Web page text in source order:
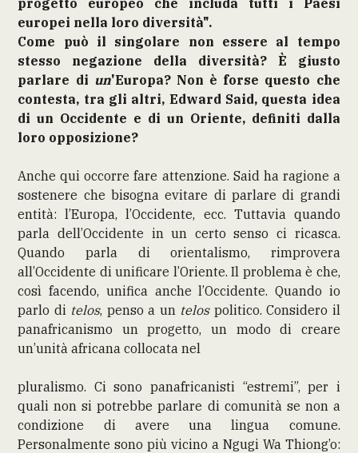
europei nella loro diversità".
Come può il singolare non essere al tempo
stesso negazione della diversità? È giusto
parlare di un'Europa? Non è forse questo che
contesta, tra gli altri, Edward Said, questa idea
di un Occidente e di un Oriente, definiti dalla
loro opposizione?
Anche qui occorre fare attenzione. Said ha ragione a
sostenere che bisogna evitare di parlare di grandi
entità: l’Europa, l’Occidente, ecc. Tuttavia quando
parla dell’Occidente in un certo senso ci ricasca.
Quando parla di orientalismo, rimprovera
all’Occidente di unificare l’Oriente. Il problema è che,
così facendo, unifica anche l’Occidente. Quando io
parlo di telos, penso a un telospolitico. Considero il
panafricanismo un progetto, un modo di creare
un’unità africana collocata nel
pluralismo. Ci sono panafricanisti “estremi”, per i
quali non si potrebbe parlare di comunità se non a
condizione di avere una lingua comune.
Personalmente sono più vicino a Ngugi Wa Thiong’o: